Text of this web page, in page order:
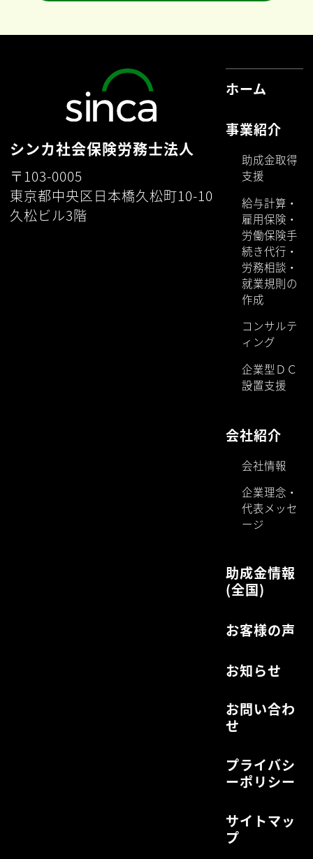
シンカ社会保険労務士法人
〒103-0005
東京都中央区日本橋久松町10-10
久松ビル3階
ホーム
事業紹介
助成金取得
支援
給与計算・
雇用保険・
労働保険手
続き代行・
労務相談・
就業規則の
作成
コンサルテ
ィング
企業型ＤＣ
設置支援
会社紹介
会社情報
企業理念・
代表メッセ
ージ
助成金情報
(全国)
お客様の声
お知らせ
お問い合わ
せ
プライバシ
ーポリシー
サイトマッ
プ